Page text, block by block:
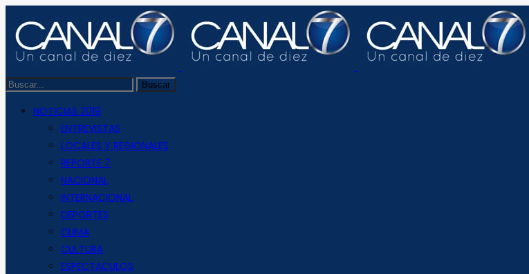
NOTICIAS 2019
ENTREVISTAS
LOCALES Y REGIONALES
REPORTE 7
NACIONAL
INTERNACIONAL
DEPORTES
CLIMA
CULTURA
ESPECTACULOS